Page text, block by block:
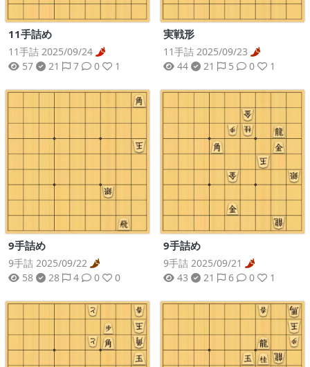
11手詰め
11手詰 2025/09/24
57
21 7 0 1
実戦形
11手詰 2025/09/23
44
21 5 0 1
9手詰め
9手詰 2025/09/22
58
28 4 0 0
9手詰め
9手詰 2025/09/21
43
21 6 0 1